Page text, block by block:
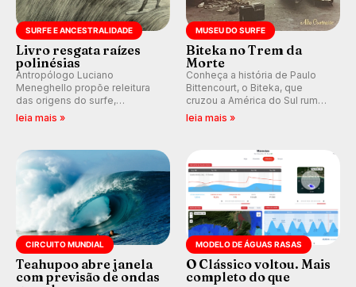
SURFE E ANCESTRALIDADE
Livro resgata raízes
polinésias
Antropólogo Luciano
Meneghello propõe releitura
das origens do surfe,
resgatando a cultura polinésia
e questionando a visão
prática em esporte e indústria.
leia mais »
MUSEU DO SURFE
Biteka no Trem da
Morte
Conheça a história de Paulo
Bittencourt, o Biteka, que
cruzou a América do Sul rumo
ao Pacífico em uma jornada
que se tornou um marco de
leia mais »
CIRCUITO MUNDIAL
Teahupoo abre janela
com previsão de ondas
MODELO DE ÁGUAS RASAS
O Clássico voltou. Mais
completo do que